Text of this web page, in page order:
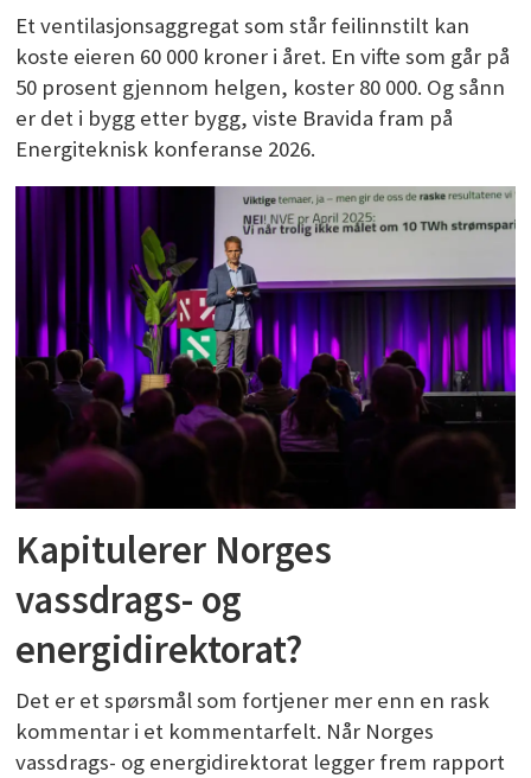
Et ventilasjonsaggregat som står feilinnstilt kan
koste eieren 60 000 kroner i året. En vifte som går på
50 prosent gjennom helgen, koster 80 000. Og sånn
er det i bygg etter bygg, viste Bravida fram på
Energiteknisk konferanse 2026.
Kapitulerer Norges
vassdrags- og
energidirektorat?
Det er et spørsmål som fortjener mer enn en rask
kommentar i et kommentarfelt. Når Norges
vassdrags- og energidirektorat legger frem rapport